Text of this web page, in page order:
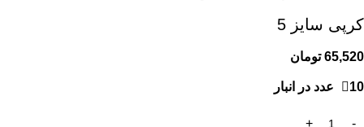
کرپی سایز 5
65,520 تومان
10 عدد در انبار